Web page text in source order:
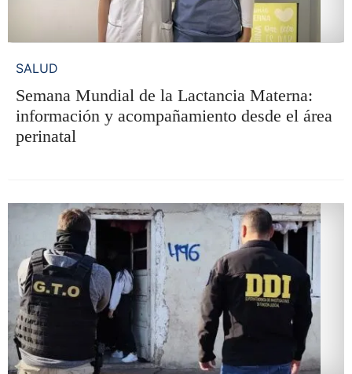
SALUD
Semana Mundial de la Lactancia Materna:
información y acompañamiento desde el área
perinatal